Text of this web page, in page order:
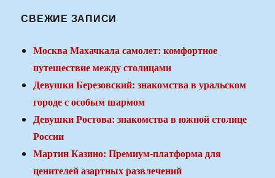
СВЕЖИЕ ЗАПИСИ
Москва Махачкала самолет: комфортное
путешествие между столицами
Девушки Березовский: знакомства в уральском
городе с особым шармом
Девушки Ростова: знакомства в южной столице
России
Мартин Казино: Премиум-платформа для
ценителей азартных развлечений